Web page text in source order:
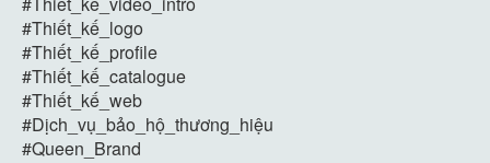
#Thiết_kế_logo
#Thiết_kế_profile
#Thiết_kế_catalogue
#Thiết_kế_web
#Dịch_vụ_bảo_hộ_thương_hiệu
#Queen_Brand